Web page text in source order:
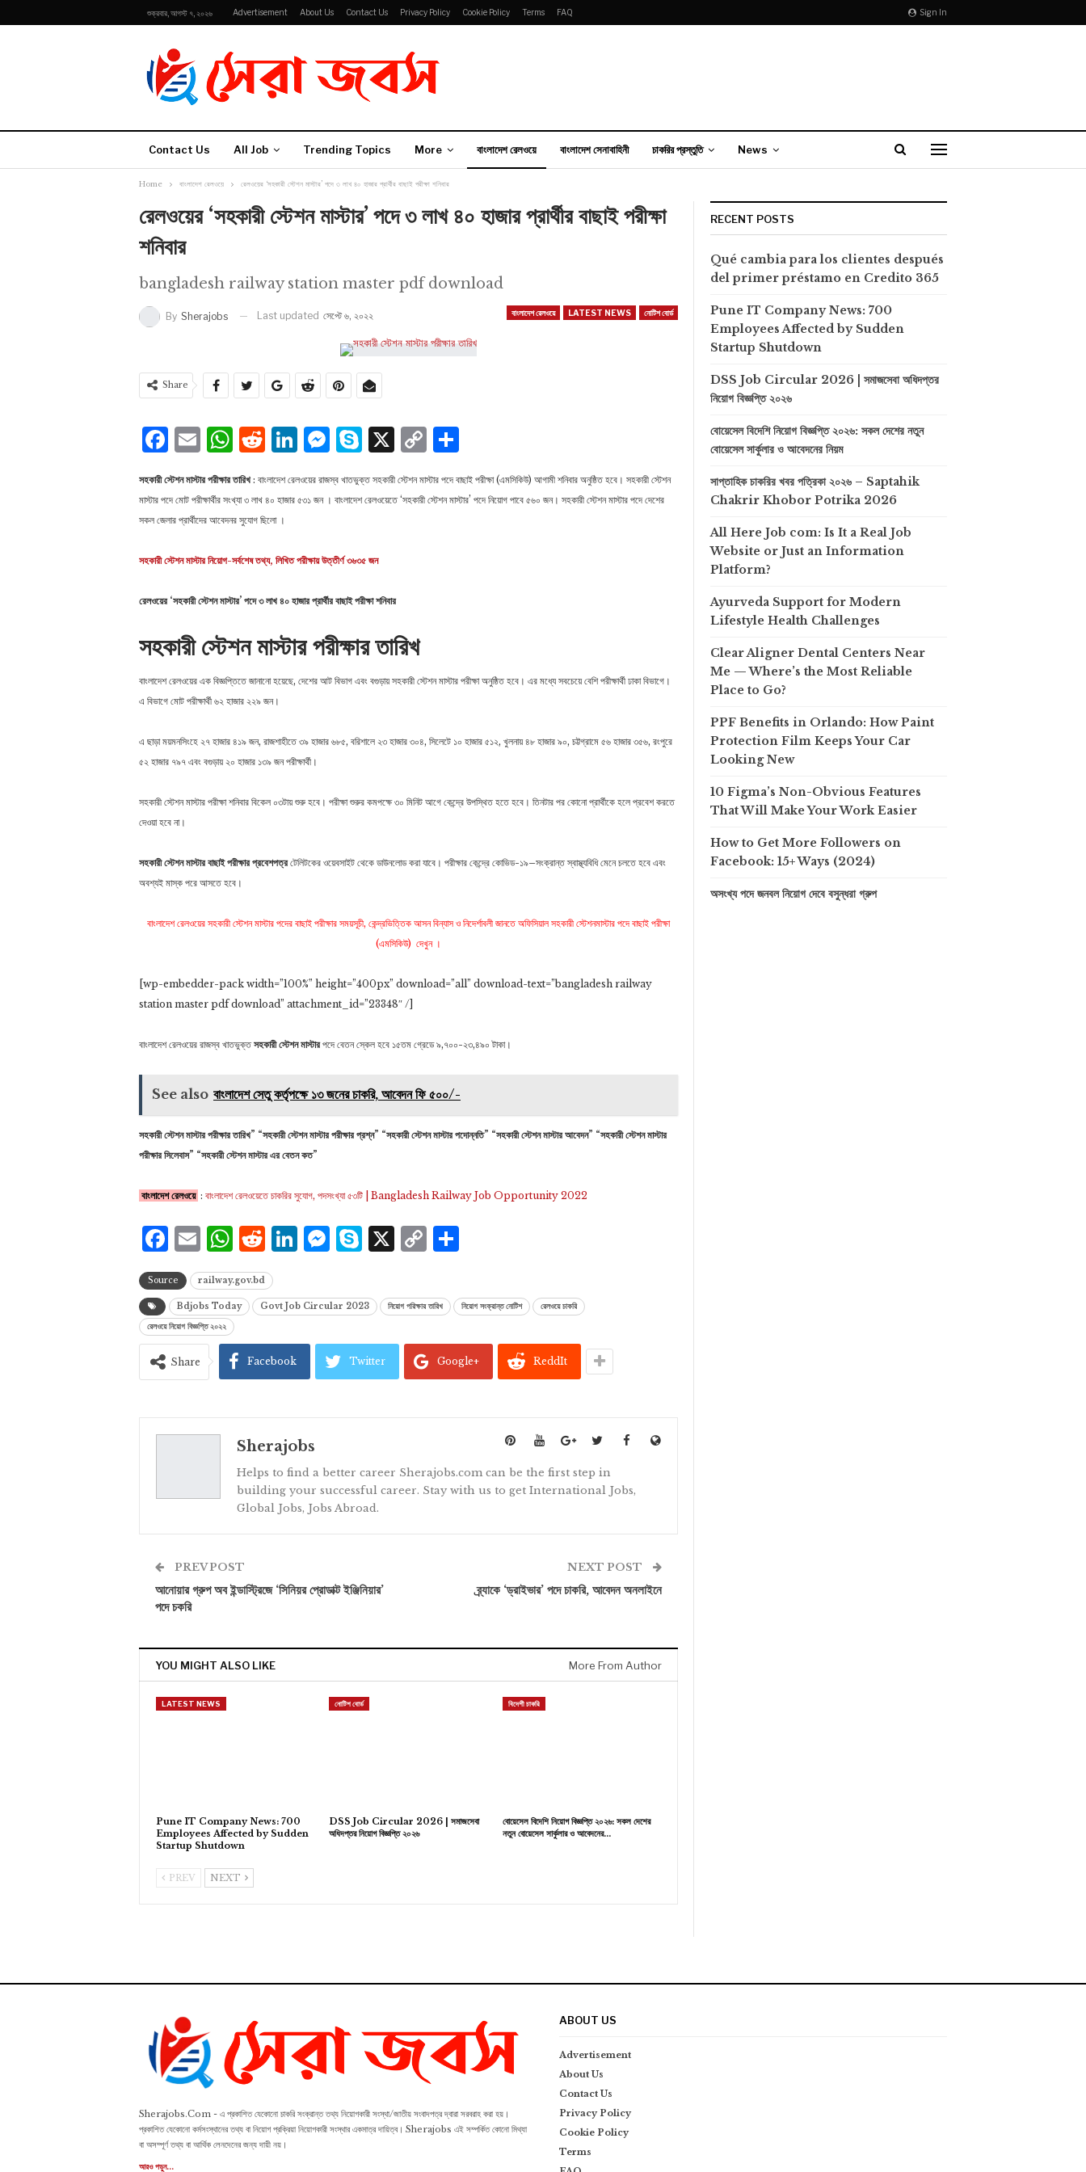
Sign In
শুক্রবার, আগস্ট ৭, ২০২৬ Advertisement About Us Contact Us Privacy Policy Cookie Policy Terms FAQ
Contact Us All Job Trending Topics More বাংলাদেশ রেলওয়ে বাংলাদেশ সেনাবাহিনী চাকরির প্রস্তুতি News
Home বাংলাদেশ রেলওয়ে রেলওয়ের ‘সহকারী স্টেশন মাস্টার’ পদে ৩ লাখ ৪০ হাজার প্রার্থীর বাছাই পরীক্ষা শনিবার
রেলওয়ের ‘সহকারী স্টেশন মাস্টার’ পদে ৩ লাখ ৪০ হাজার প্রার্থীর বাছাই পরীক্ষা
শনিবার
bangladesh railway station master pdf download
বাংলাদেশ রেলওয়ে LATEST NEWS নোটিশ বোর্ড
By Sherajobs Last updated সেপ্টে ৬, ২০২২
Share
Facebook
Email
WhatsApp
Reddit
LinkedIn
Messenger
Skype
X Copy
সহকারী স্টেশন মাস্টার পরীক্ষার তারিখ : বাংলাদেশ রেলওয়ের রাজস্ব খাতভুক্ত সহকারী স্টেশন মাস্টার পদে বাছাই পরীক্ষা (এমসিকিউ) আগামী শনিবার অনুষ্ঠিত হবে। সহকারী স্টেশন
মাস্টার পদে মোট পরীক্ষার্থীর সংখ্যা ৩ লাখ ৪০ হাজার ৫৩১ জন । বাংলাদেশ রেলওয়েতে ‘সহকারী স্টেশন মাস্টার’ পদে নিয়োগ পাবে ৫৬০ জন। সহকারী স্টেশন মাস্টার পদে দেশের
সকল জেলার প্রার্থীদের আবেদনর সুযোগ ছিলো ।
সহকারী স্টেশন মাস্টার নিয়োগ-সর্বশেষ তথ্য, লিখিত পরীক্ষায় উত্তীর্ণ ৩৬৩৫ জন
রেলওয়ের ‘সহকারী স্টেশন মাস্টার’ পদে ৩ লাখ ৪০ হাজার প্রার্থীর বাছাই পরীক্ষা শনিবার
সহকারী স্টেশন মাস্টার পরীক্ষার তারিখ
বাংলাদেশ রেলওয়ের এক বিজ্ঞপ্তিতে জানানো হয়েছে, দেশের আট বিভাগ এবং বগুড়ায় সহকারী স্টেশন মাস্টার পরীক্ষা অনুষ্ঠিত হবে। এর মধ্যে সবচেয়ে বেশি পরীক্ষার্থী ঢাকা বিভাগে।
এ বিভাগে মোট পরীক্ষার্থী ৬২ হাজার ২২৯ জন।
এ ছাড়া ময়মনসিংহে ২৭ হাজার ৪১৯ জন, রাজশাহীতে ৩৯ হাজার ৬৮৫, বরিশালে ২৩ হাজার ৩০৪, সিলেটে ১০ হাজার ৫১২, খুলনায় ৪৮ হাজার ৯০, চট্টগ্রামে ৫৬ হাজার ৩৫৬, রংপুরে
৫২ হাজার ৭৯৭ এবং বগুড়ায় ২০ হাজার ১৩৯ জন পরীক্ষার্থী।
সহকারী স্টেশন মাস্টার পরীক্ষা শনিবার বিকেল ০৩টায় শুরু হবে। পরীক্ষা শুরুর কমপক্ষে ৩০ মিনিট আগে কেন্দ্রে উপস্থিত হতে হবে। তিনটার পর কোনো প্রার্থীকে হলে প্রবেশ করতে
দেওয়া হবে না।
সহকারী স্টেশন মাস্টার বাছাই পরীক্ষার প্রবেশপত্রটেলিটকের ওয়েবসাইট থেকে ডাউনলোড করা যাবে। পরীক্ষার কেন্দ্রে কোভিড-১৯–সংক্রান্ত স্বাস্থ্যবিধি মেনে চলতে হবে এবং
অবশ্যই মাস্ক পরে আসতে হবে।
বাংলাদেশ রেলওয়ের সহকারী স্টেশন মাস্টার পদের বাছাই পরীক্ষার সময়সূচী, কেন্দ্রভিত্তিক আসন বিন্যাস ও নিদের্শাবলী জানতে অফিসিয়াল সহকারী স্টেশনমাস্টার পদে বাছাই পরীক্ষা
(এমসিকিউ) দেখুন ।
[wp-embedder-pack width=”100%” height=”400px” download=”all” download-text=”bangladesh railway
station master pdf download” attachment_id=”23348″ /]
বাংলাদেশ রেলওয়ের রাজস্ব খাতভুক্ত সহকারী স্টেশন মাস্টারপদে বেতন স্কেল হবে ১৫তম গ্রেডে ৯,৭০০-২৩,৪৯০ টাকা।
See also বাংলাদেশ সেতু কর্তৃপক্ষে ১৩ জনের চাকরি, আবেদন ফি ৫০০/-
সহকারী স্টেশন মাস্টার পরীক্ষার তারিখ” “সহকারী স্টেশন মাস্টার পরীক্ষার প্রশ্ন” “সহকারী স্টেশন মাস্টার পদোন্নতি” “সহকারী স্টেশন মাস্টার আবেদন” “সহকারী স্টেশন মাস্টার
পরীক্ষার সিলেবাস” “সহকারী স্টেশন মাস্টার এর বেতন কত”
বাংলাদেশ রেলওয়ে : বাংলাদেশ রেলওয়েতে চাকরির সুযোগ, পদসংখ্যা ৫৩টি | Bangladesh Railway Job Opportunity 2022
Facebook
Email
WhatsApp
Reddit
LinkedIn
Messenger
Skype
X Copy
Source railway.gov.bd
Bdjobs Today Govt Job Circular 2023 নিয়োগ পরিক্ষার তারিখ নিয়োগ সংক্রান্ত নোটিশ
রেলওয়ে চাকরি
রেলওয়ে নিয়োগ বিজ্ঞপ্তি ২০২২
Share Facebook Twitter Google+ ReddIt
Sherajobs
Helps to find a better career Sherajobs.com can be the first step in
building your successful career. Stay with us to get International Jobs,
Global Jobs, Jobs Abroad.
PREV POST
আনোয়ার গ্রুপ অব ইন্ডাস্ট্রিজে ‘সিনিয়র প্রোডাক্ট ইঞ্জিনিয়ার’
পদে চকরি
NEXT POST
ব্র্যাকে ‘ড্রাইভার’ পদে চাকরি, আবেদন অনলাইনে
YOU MIGHT ALSO LIKE More From Author
LATEST NEWS
Pune IT Company News: 700
Employees Affected by Sudden
Startup Shutdown
নোটিশ বোর্ড
DSS Job Circular 2026 | সমাজসেবা
অধিদপ্তর নিয়োগ বিজ্ঞপ্তি ২০২৬
বিদেশী চাকরি
বোয়েসেল বিদেশি নিয়োগ বিজ্ঞপ্তি ২০২৬: সকল দেশের
নতুন বোয়েসেল সার্কুলার ও আবেদনের…
PREV NEXT
RECENT POSTS
Qué cambia para los clientes después
del primer préstamo en Credito 365
Pune IT Company News: 700
Employees Affected by Sudden
Startup Shutdown
DSS Job Circular 2026 | সমাজসেবা অধিদপ্তর
নিয়োগ বিজ্ঞপ্তি ২০২৬
বোয়েসেল বিদেশি নিয়োগ বিজ্ঞপ্তি ২০২৬: সকল দেশের নতুন
বোয়েসেল সার্কুলার ও আবেদনের নিয়ম
সাপ্তাহিক চাকরির খবর পত্রিকা ২০২৬ – Saptahik
Chakrir Khobor Potrika 2026
All Here Job com: Is It a Real Job
Website or Just an Information
Platform?
Ayurveda Support for Modern
Lifestyle Health Challenges
Clear Aligner Dental Centers Near
Me — Where’s the Most Reliable
Place to Go?
PPF Benefits in Orlando: How Paint
Protection Film Keeps Your Car
Looking New
10 Figma’s Non-Obvious Features
That Will Make Your Work Easier
How to Get More Followers on
Facebook: 15+ Ways (2024)
অসংখ্য পদে জনবল নিয়োগ দেবে বসুন্ধরা গ্রুপ
Sherajobs.Com - এ প্রকাশিত যেকোনো চাকরি সংক্রান্ত তথ্য নিয়োগকারী সংস্থা/জাতীয় সংবাদপত্র দ্বারা সরবরাহ করা হয়।
প্রকাশিত যেকোনো কর্মসংস্থানের তথ্য বা নিয়োগ প্রক্রিয়া নিয়োগকারী সংস্থার একমাত্র দায়িত্ব। Sherajobs এই সম্পর্কিত কোনো মিথ্যা
বা অসম্পূর্ণ তথ্য বা আর্থিক লেনদেনের জন্য দায়ী নয়।
আরও পড়ুন...
ABOUT US
Advertisement
About Us
Contact Us
Privacy Policy
Cookie Policy
Terms